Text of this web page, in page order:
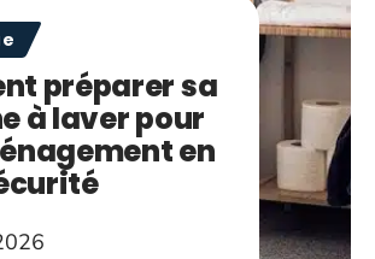
préparer sa
à laver pour
en